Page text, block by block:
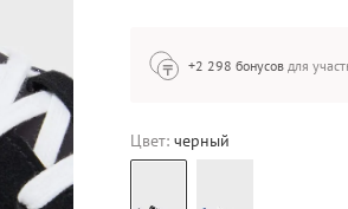
+2 298 бонусов для
Цвет: черный